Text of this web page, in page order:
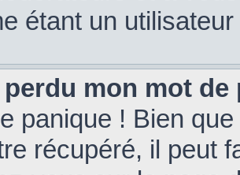
étant un
perdu mon mot de
panique ! Bien
récupéré, il peut